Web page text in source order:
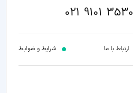
021 9101 3530
ارتباط با ما شرایط و ضوابـط